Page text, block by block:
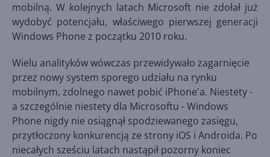
mobilną. W kolejnych latach Microsoft nie zdołał już
wydobyć potencjału, właściwego pierwszej generacji
Windows Phone z początku 2010 roku.
Wielu analityków wówczas przewidywało zagarnięcie
przez nowy system sporego udziału na rynku
mobilnym, zdolnego nawet pobić iPhone'a. Niestety -
a szczególnie niestety dla Microsoftu - Windows
Phone nigdy nie osiągnął spodziewanego zasięgu,
przytłoczony konkurencją ze strony iOS i Androida. Po
niecałych sześciu latach nastąpił pozorny koniec